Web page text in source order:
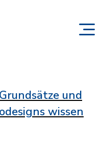
und
wissen